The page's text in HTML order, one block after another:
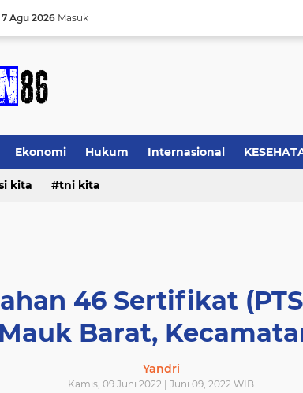
7 Agu 2026 Masuk
Ekonomi Hukum Internasional
kita tni kita
46 Sertifikat
Barat,
Yandri
Kamis, 09 Juni 2022 | Juni 09, 2022 WIB